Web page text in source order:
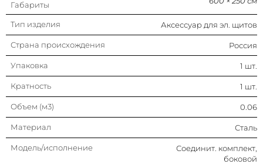
Габариты
Тип изделия Аксессуар для эл. щитов
Страна происхождения Россия
Упаковка 1 шт.
Кратность 1 шт.
Объем (м3) 0.06
Материал Сталь
Модель/исполнение
Соединит. комплект,
боковой